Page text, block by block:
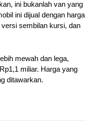
ini bukanlah van yang
ini dijual dengan harga
sembilan kursi, dan
mewah dan lega,
miliar. Harga yang
ditawarkan.